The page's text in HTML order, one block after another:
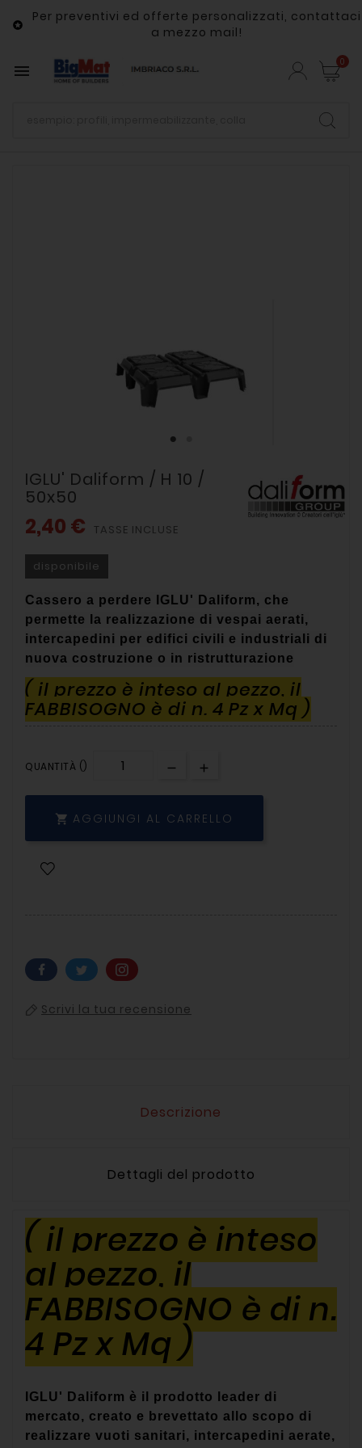

Per preventivi ed offerte personalizzati, contattaci
a mezzo mail!
 0
IGLU' Daliform / H 10 /
50x50
2,40 € TASSE INCLUSE
disponibile
Cassero a perdere IGLU' Daliform, che
permette la realizzazione di vespai aerati,
intercapedini per edifici civili e industriali di
nuova costruzione o in ristrutturazione
( il prezzo è inteso al pezzo, il
FABBISOGNO è di n. 4 Pz x Mq )
QUANTITÀ ()
 AGGIUNGI AL CARRELLO
Scrivi la tua recensione
Descrizione
Dettagli del prodotto
( il prezzo è inteso
al pezzo, il
FABBISOGNO è di n.
4 Pz x Mq )
IGLU' Daliform è il prodotto leader di
mercato, creato e brevettato allo scopo di
realizzare vuoti sanitari, intercapedini aerate,